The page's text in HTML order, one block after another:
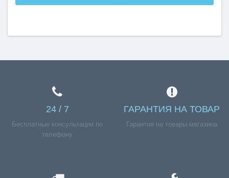
24 / 7
Бесплатные консультации по
телефону
ГАРАНТИЯ НА ТОВАР
Гарантия на товары магазина